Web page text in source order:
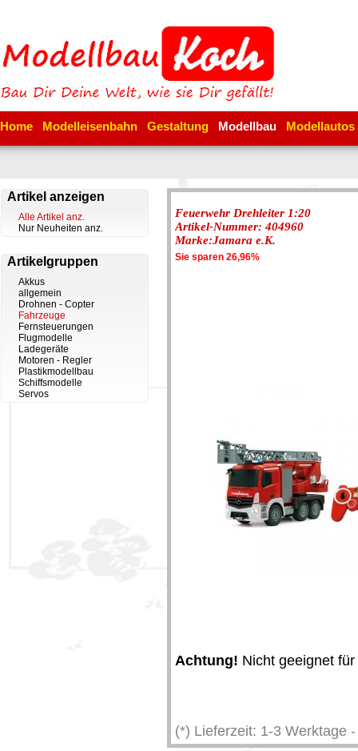
Home Modelleisenbahn Gestaltung Modellbau Modellautos
Artikel anzeigen
Alle Artikel anz.
Nur Neuheiten anz.
Artikelgruppen
Akkus
allgemein
Drohnen - Copter
Fahrzeuge
Fernsteuerungen
Flugmodelle
Ladegeräte
Motoren - Regler
Plastikmodellbau
Schiffsmodelle
Servos
Feuerwehr Drehleiter 1:20
Artikel-Nummer: 404960
Marke:Jamara e.K.
Sie sparen 26,96%
Achtung! Nicht geeignet
(*) Lieferzeit: 1-3 Werktage